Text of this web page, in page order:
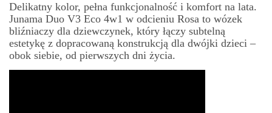
Delikatny kolor, pełna funkcjonalność i komfort na lata.
Junama Duo V3 Eco 4w1 w odcieniu Rosa to wózek
bliźniaczy dla dziewczynek, który łączy subtelną
estetykę z dopracowaną konstrukcją dla dwójki dzieci –
obok siebie, od pierwszych dni życia.